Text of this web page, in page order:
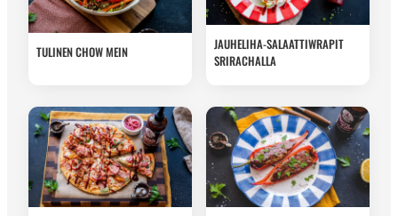
TULINEN CHOW MEIN
JAUHELIHA-SALAATTIWRAPIT
SRIRACHALLA